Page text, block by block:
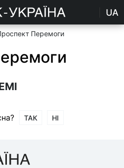
UA
Перемоги
ТАК НІ